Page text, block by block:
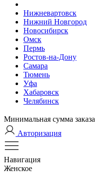
Нижневартовск
Нижний Новгород
Новосибирск
Омск
Пермь
Ростов-на-Дону
Самара
Тюмень
Уфа
Хабаровск
Челябинск
Минимальная сумма заказа
Авторизация
Навигация
Женское